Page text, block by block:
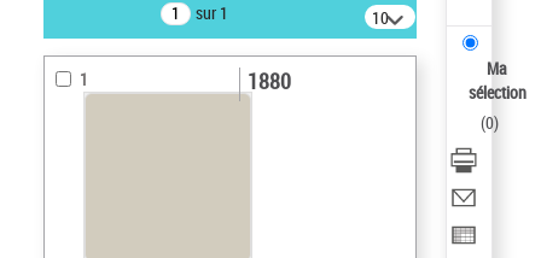
sur 1
10
résultats/page
1
1880
Ma
sélection
(0)